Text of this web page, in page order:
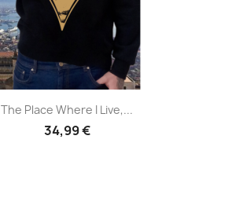
The Place Where I Live,...
34,99 €